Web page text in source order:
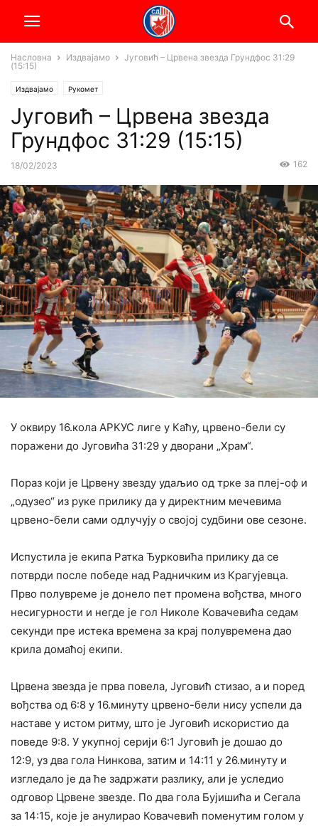
Насловна Издвајамо
Југовић – Црвена звезда Грундфос 31:29
(15:15)
Издвајамо Рукомет
Југовић – Црвена звезда
Грундфос 31:29 (15:15)
18/02/2023 162
У оквиру 16.кола АРКУС лиге у Каћу, црвено-бели су
поражени до Југовића 31:29 у дворани „Храм“.
Пораз који је Црвену звезду удаљио од трке за плеј-оф и
„одузео“ из руке прилику да у директним мечевима
црвено-бели сами одлучују о својој судбини ове сезоне.
Испустила је екипа Ратка Ђурковића прилику да се
потврди после победе над Радничким из Крагујевца.
Прво полувреме је донело пет промена вођства, много
несигурности и негде је гол Николе Ковачевића седам
секунди пре истека времена за крај полувремена дао
крила домаћој екипи.
Црвена звезда је прва повела, Југовић стизао, а и поред
вођства од 6:8 у 16.минуту црвено-бели нису успели да
наставе у истом ритму, што је Југовић искористио да
поведе 9:8. У укупној серији 6:1 Југовић је дошао до
12:9, уз два гола Нинкова, затим и 14:11 у 26.минуту и
изгледало је да ће задржати разлику, али је уследио
одговор Црвене звезде. По два гола Бујишића и Сегала
за 14:15, које је анулирао Ковачевић поменутим голом у